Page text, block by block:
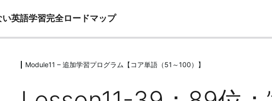
英語学習完全ロードマップ
Module11 – 追加学習プログラム【コア単語（51～100）】